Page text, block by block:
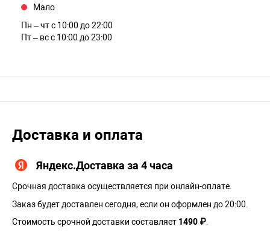
Мало
Пн – чт c 10:00 до 22:00
Пт – вс c 10:00 до 23:00
Доставка и оплата
Яндекс.Доставка за 4 часа
Срочная доставка осуществляется при онлайн-оплате.
Заказ будет доставлен сегодня, если он оформлен до 20:00.
Стоимость срочной доставки составляет 1490 ₽.